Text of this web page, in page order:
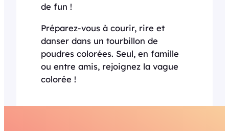
de fun !
Préparez-vous à courir, rire et
danser dans un tourbillon de
poudres colorées. Seul, en famille
ou entre amis, rejoignez la vague
colorée !